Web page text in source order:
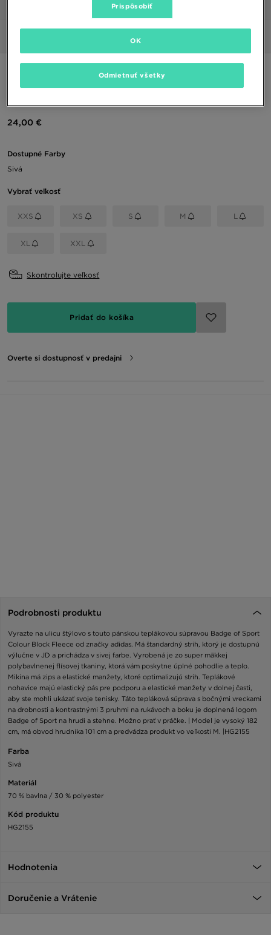
ADIDAS BADGE OF SPORT FLEECE TRACKSUIT
24,00 €
Dostupné Farby
Sivá
Vybrať veľkosť
XXS XS S M L
XL XXL
Skontrolujte veľkosť
Pridať do košíka
Overte si dostupnosť v predajni
Podrobnosti produktu
Vyrazte na ulicu štýlovo s touto pánskou teplákovou súpravou Badge of Sport
Colour Block Fleece od značky adidas. Má štandardný strih, ktorý je dostupnú
výlučne v JD a prichádza v sivej farbe. Vyrobená je zo super mäkkej
polybavlnenej flísovej tkaniny, ktorá vám poskytne úplné pohodlie a teplo.
Mikina má zips a elastické manžety, ktoré optimalizujú strih. Teplákové
nohavice majú elastický pás pre podporu a elastické manžety v dolnej časti,
aby ste mohli ukázať svoje tenisky. Táto tepláková súprava s bočnými vreckami
na drobnosti a kontrastnými 3 pruhmi na rukávoch a boku je doplnená logom
Badge of Sport na hrudi a stehne. Možno prať v práčke. | Model je vysoký 182
cm, má obvod hrudníka 101 cm a predvádza produkt vo veľkosti M. |HG2155
Farba
Sivá
Materiál
70 % bavlna / 30 % polyester
Kód produktu
HG2155
Hodnotenia
Doručenie a Vrátenie
Prispôsobiť
Odmietnuť všetky
OK